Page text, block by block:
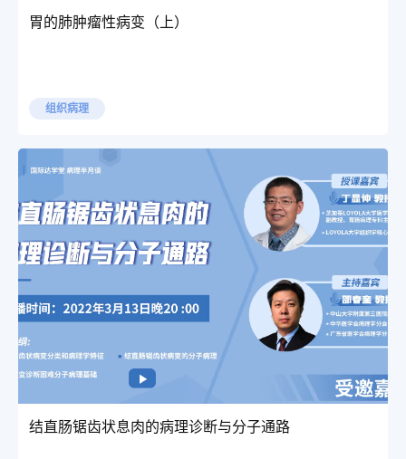
胃的肺肿瘤性病变（上）
组织病理
结直肠锯齿状息肉的病理诊断与分子通路